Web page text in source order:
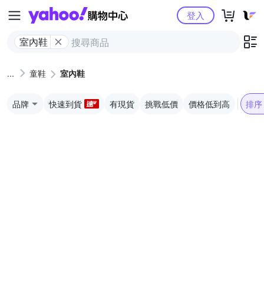
Yahoo購物中心
室內鞋
登入
童鞋 室內鞋
品牌 快速到貨 有現貨 挑戰低價 價格低到高 排序